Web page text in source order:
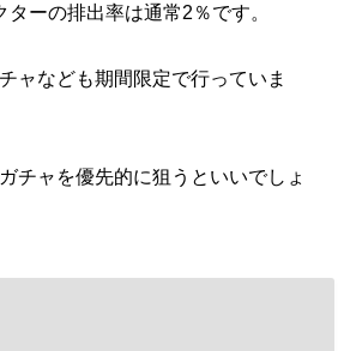
ーの排出率は通常2％です。
ャなども期間限定で行っていま
チャを優先的に狙うといいでしょ